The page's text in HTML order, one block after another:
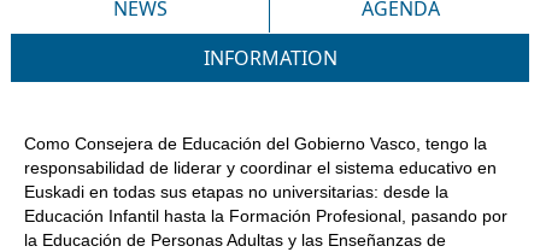
NEWS
AGENDA
INFORMATION
Como Consejera de Educación del Gobierno Vasco, tengo la
responsabilidad de liderar y coordinar el sistema educativo en
Euskadi en todas sus etapas no universitarias: desde la
Educación Infantil hasta la Formación Profesional, pasando por
la Educación de Personas Adultas y las Enseñanzas de